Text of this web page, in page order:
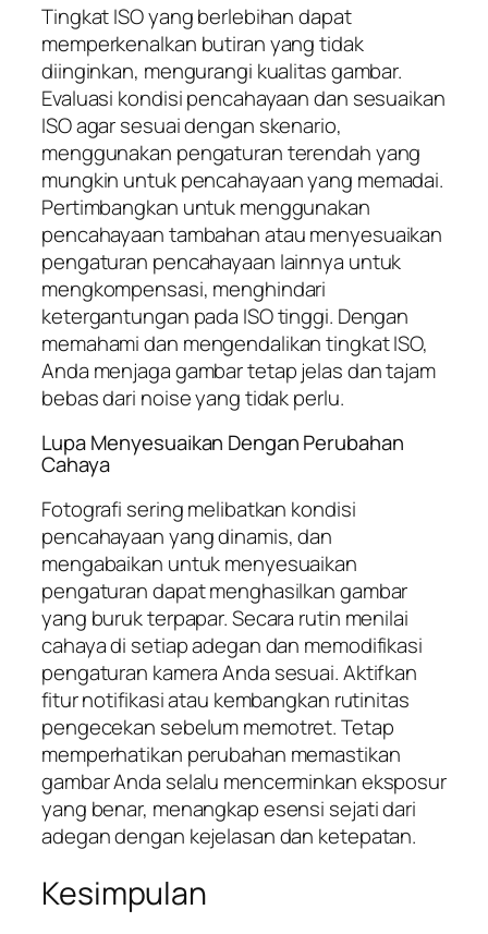
Tingkat ISO yang berlebihan dapat
memperkenalkan butiran yang tidak
diinginkan, mengurangi kualitas gambar.
Evaluasi kondisi pencahayaan dan sesuaikan
ISO agar sesuai dengan skenario,
menggunakan pengaturan terendah yang
mungkin untuk pencahayaan yang memadai.
Pertimbangkan untuk menggunakan
pencahayaan tambahan atau menyesuaikan
pengaturan pencahayaan lainnya untuk
mengkompensasi, menghindari
ketergantungan pada ISO tinggi. Dengan
memahami dan mengendalikan tingkat ISO,
Anda menjaga gambar tetap jelas dan tajam
bebas dari noise yang tidak perlu.
Lupa Menyesuaikan Dengan Perubahan
Cahaya
Fotografi sering melibatkan kondisi
pencahayaan yang dinamis, dan
mengabaikan untuk menyesuaikan
pengaturan dapat menghasilkan gambar
yang buruk terpapar. Secara rutin menilai
cahaya di setiap adegan dan memodifikasi
pengaturan kamera Anda sesuai. Aktifkan
fitur notifikasi atau kembangkan rutinitas
pengecekan sebelum memotret. Tetap
memperhatikan perubahan memastikan
gambar Anda selalu mencerminkan eksposur
yang benar, menangkap esensi sejati dari
adegan dengan kejelasan dan ketepatan.
Kesimpulan